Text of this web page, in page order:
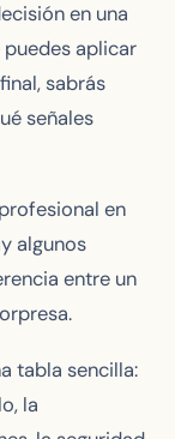
en una
aplicar
sabrás
señales
en
algunos
entre un
tabla sencilla:
la